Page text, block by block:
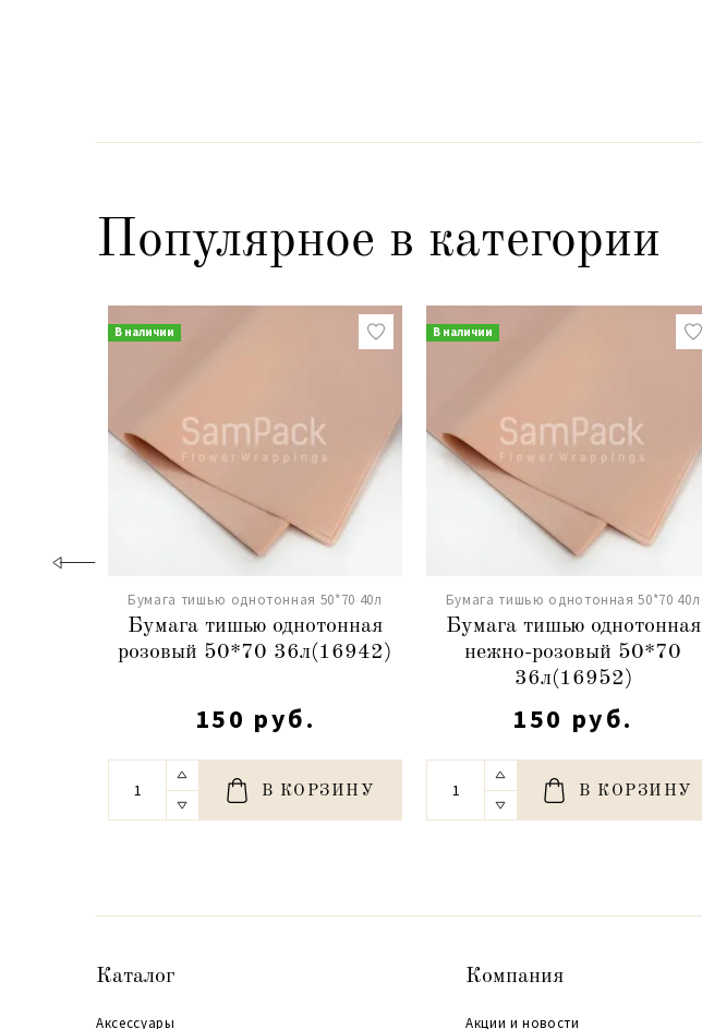
Популярное в категории
В наличии
Бумага тишью однотонная 50*70 40л
Бумага тишью однотонная
розовый 50*70 36л(16942)
150 руб.
В КОРЗИНУ
В наличии
Бумага тишью однотонная 50*70 40л
Бумага тишью однотонная
нежно-розовый 50*70
36л(16952)
150 руб.
В КОРЗИНУ
Каталог
Аксессуары
Компания
Акции и новости